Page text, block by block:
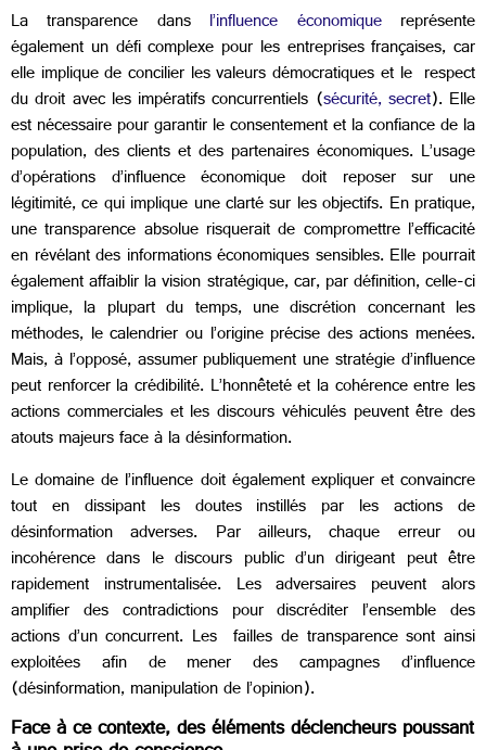
La transparence dans l’influence économiquereprésente
également un défi complexe pour les entreprises françaises, car
elle implique de concilier les valeurs démocratiques et le respect
du droit avec les impératifs concurrentiels (sécurité, secret). Elle
est nécessaire pour garantir le consentement et la confiance de la
population, des clients et des partenaires économiques. L’usage
d’opérations d’influence économique doit reposer sur une
légitimité, ce qui implique une clarté sur les objectifs. En pratique,
une transparence absolue risquerait de compromettre l’efficacité
en révélant des informations économiques sensibles. Elle pourrait
également affaiblir la vision stratégique, car, par définition, celle-ci
implique, la plupart du temps, une discrétion concernant les
méthodes, le calendrier ou l’origine précise des actions menées.
Mais, à l’opposé, assumer publiquement une stratégie d’influence
peut renforcer la crédibilité. L’honnêteté et la cohérence entre les
actions commerciales et les discours véhiculés peuvent être des
atouts majeurs face à la désinformation.
Le domaine de l’influence doit également expliquer et convaincre
tout en dissipant les doutes instillés par les actions de
désinformation adverses. Par ailleurs, chaque erreur ou
incohérence dans le discours public d’un dirigeant peut être
rapidement instrumentalisée. Les adversaires peuvent alors
amplifier des contradictions pour discréditer l’ensemble des
actions d’un concurrent. Les failles de transparence sont ainsi
exploitées afin de mener des campagnes d’influence
(désinformation, manipulation de l’opinion).
Face à ce contexte, des éléments déclencheurs poussant